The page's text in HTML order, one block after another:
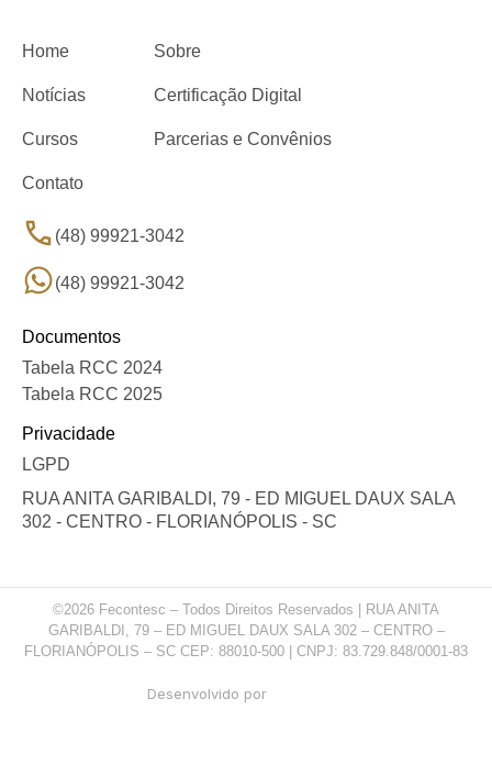
Home Sobre
Notícias Certificação Digital
Cursos Parcerias e Convênios
Contato
(48) 99921-3042
(48) 99921-3042
Documentos
Tabela RCC 2024
Tabela RCC 2025
Privacidade
LGPD
RUA ANITA GARIBALDI, 79 - ED MIGUEL DAUX SALA
302 - CENTRO - FLORIANÓPOLIS - SC
©2026 Fecontesc – Todos Direitos Reservados | RUA ANITA
GARIBALDI, 79 – ED MIGUEL DAUX SALA 302 – CENTRO –
FLORIANÓPOLIS – SC CEP: 88010-500 | CNPJ: 83.729.848/0001-83
Desenvolvido por